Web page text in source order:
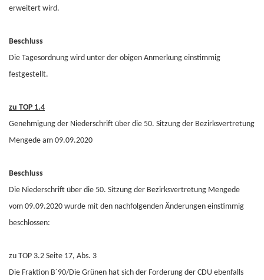
erweitert wird.
Beschluss
Die Tagesordnung wird unter der obigen Anmerkung einstimmig
festgestellt.
zu TOP 1.4
Genehmigung der Niederschrift über die 50. Sitzung der Bezirksvertretung
Mengede am 09.09.2020
Beschluss
Die Niederschrift über die 50. Sitzung der Bezirksvertretung Mengede
vom 09.09.2020 wurde mit den nachfolgenden Änderungen einstimmig
beschlossen:
zu TOP 3.2 Seite 17, Abs. 3
Die Fraktion B´90/Die Grünen hat sich der Forderung der CDU ebenfalls